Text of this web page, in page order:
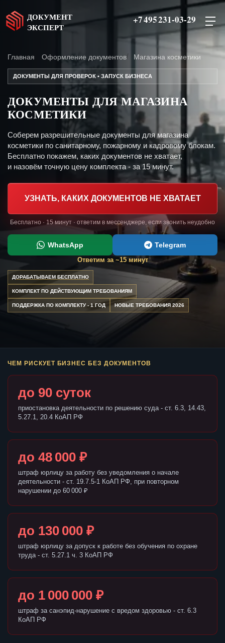
ДОКУМЕНТ
ЭКСПЕРТ
+7 495 231-03-29
Главная Оформление документов Магазина косметики
ДОКУМЕНТЫ ДЛЯ ПРОВЕРОК • ЗАПУСК БИЗНЕСА
ДОКУМЕНТЫ ДЛЯ МАГАЗИНА
КОСМЕТИКИ
Соберем разрешительные документы для магазина
косметики по санитарному, пожарному и кадровому блокам.
Бесплатно покажем, каких документов не хватает,
и назовём точную цену комплекта - за 15 минут.
УЗНАТЬ, КАКИХ ДОКУМЕНТОВ НЕ ХВАТАЕТ
Бесплатно · 15 минут · ответим в мессенджере, если звонить неудобно
WhatsApp Telegram
Ответим за ~15 минут
ДОРАБАТЫВАЕМ БЕСПЛАТНО
КОМПЛЕКТ ПО ДЕЙСТВУЮЩИМ ТРЕБОВАНИЯМ
ПОДДЕРЖКА ПО КОМПЛЕКТУ - 1 ГОД НОВЫЕ ТРЕБОВАНИЯ 2026
ЧЕМ РИСКУЕТ БИЗНЕС БЕЗ ДОКУМЕНТОВ
до 90 суток
приостановка деятельности по решению суда - ст. 6.3, 14.43,
5.27.1, 20.4 КоАП РФ
до 48 000 ₽
штраф юрлицу за работу без уведомления о начале
деятельности - ст. 19.7.5-1 КоАП РФ, при повторном
нарушении до 60 000 ₽
до 130 000 ₽
штраф юрлицу за допуск к работе без обучения по охране
труда - ст. 5.27.1 ч. 3 КоАП РФ
до 1 000 000 ₽
штраф за санэпид-нарушение с вредом здоровью - ст. 6.3
КоАП РФ